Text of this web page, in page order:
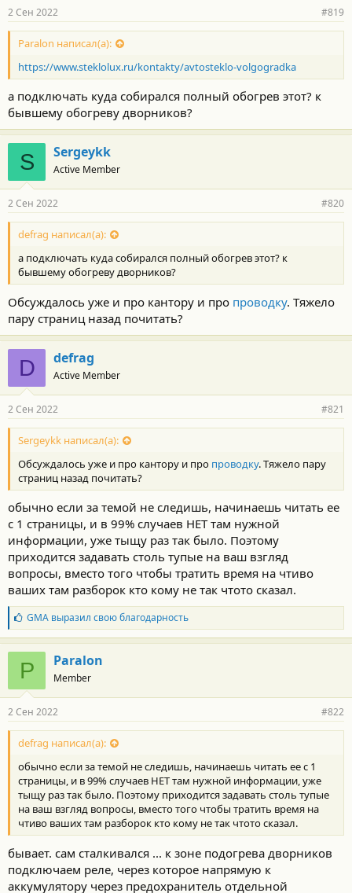
н
о
с
и
:
2 Сен 2022 #819
Paralon написал(а):
https://www.steklolux.ru/kontakty/avtosteklo-volgogradka
а подключать куда собирался полный обогрев этот? к
бывшему обогреву дворников?
S Sergeykk
Active Member
2 Сен 2022 #820
defrag написал(а):
а подключать куда собирался полный обогрев этот? к
бывшему обогреву дворников?
Обсуждалось уже и про кантору и про проводку. Тяжело
пару страниц назад почитать?
D defrag
Active Member
2 Сен 2022 #821
Sergeykk написал(а):
Обсуждалось уже и про кантору и про проводку. Тяжело пару
страниц назад почитать?
обычно если за темой не следишь, начинаешь читать ее
с 1 страницы, и в 99% случаев НЕТ там нужной
информации, уже тыщу раз так было. Поэтому
приходится задавать столь тупые на ваш взгляд
вопросы, вместо того чтобы тратить время на чтиво
ваших там разборок кто кому не так чтото сказал.
Б
л
а
г
о
а
н
о
с
и
:
GMAвыразил свою благодарность
P Paralon
Member
2 Сен 2022 #822
defrag написал(а):
обычно если за темой не следишь, начинаешь читать ее с 1
страницы, и в 99% случаев НЕТ там нужной информации, уже
тыщу раз так было. Поэтому приходится задавать столь тупые
на ваш взгляд вопросы, вместо того чтобы тратить время на
чтиво ваших там разборок кто кому не так чтото сказал.
бывает. сам сталкивался ... к зоне подогрева дворников
подключаем реле, через которое напрямую к
аккумулятору через предохранитель отдельной